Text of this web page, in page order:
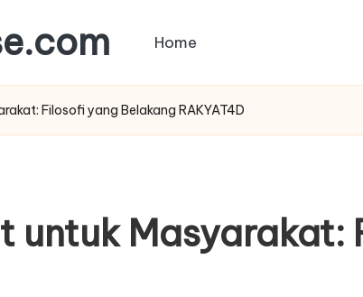
Home
Filosofi yang Belakang RAKYAT4D
untuk Masyarakat: